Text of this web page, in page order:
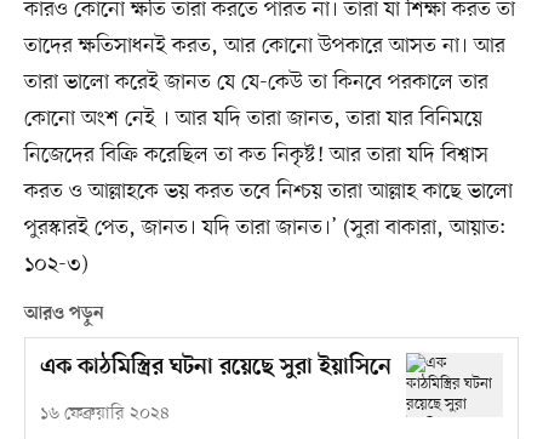
কারও কোনো ক্ষতি তারা করতে পারত না। তারা যা শিক্ষা করত তা
তাদের ক্ষতিসাধনই করত, আর কোনো উপকারে আসত না। আর
তারা ভালো করেই জানত যে যে-কেউ তা কিনবে পরকালে তার
কোনো অংশ নেই । আর যদি তারা জানত, তারা যার বিনিময়ে
নিজেদের বিক্রি করেছিল তা কত নিকৃষ্ট! আর তারা যদি বিশ্বাস
করত ও আল্লাহকে ভয় করত তবে নিশ্চয় তারা আল্লাহ কাছে ভালো
পুরস্কারই পেত, জানত। যদি তারা জানত।’ (সুরা বাকারা, আয়াত:
১০২-৩)
আরও পড়ুন
এক কাঠমিস্ত্রির ঘটনা রয়েছে সুরা ইয়াসিনে
১৬ ফেব্রুয়ারি ২০২৪